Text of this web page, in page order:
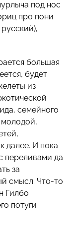
под нос
про пони
большая
будет
из
семейного
молодой,
далее. И пока
переливами да
за
смысл. Что-то
Гилбо
потуги